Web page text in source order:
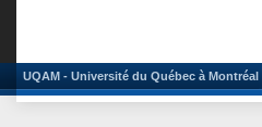
UQAM - Université du Québec à Montréal